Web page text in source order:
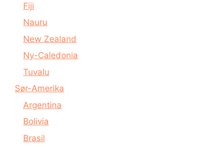
Fiji
Nauru
New Zealand
Ny-Caledonia
Tuvalu
Sør-Amerika
Argentina
Bolivia
Brasil